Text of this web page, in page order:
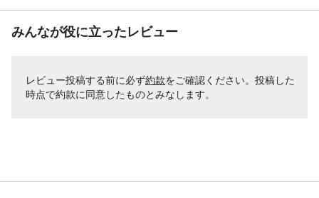
みんなが役に立ったレビュー
レビュー投稿する前に必ず約款をご確認ください。投稿した
時点で約款に同意したものとみなします。